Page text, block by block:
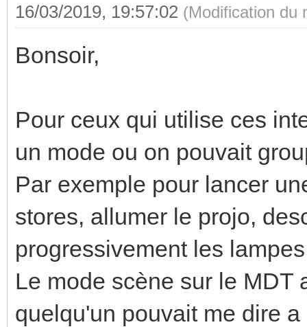
16/03/2019, 19:57:02 (Modification du
Bonsoir,
Pour ceux qui utilise ces
un mode ou on pouvait
Par exemple pour lancer
stores, allumer le projo,
progressivement les
Le mode scène sur le MDT
quelqu'un pouvait me dire